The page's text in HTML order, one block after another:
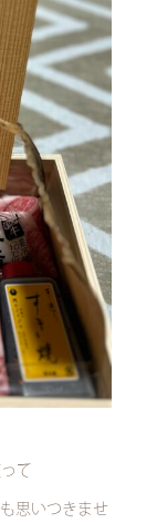
て
思いつきませ